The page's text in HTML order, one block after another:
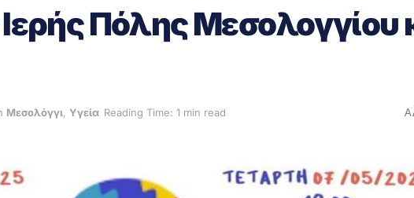
Πόλης Μεσολογγίου
Μεσολόγγι, Υγεία Reading Time: 1 min read A